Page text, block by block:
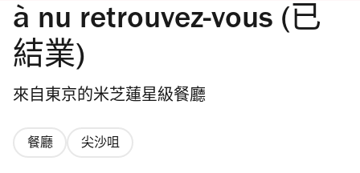
à nu retrouvez-vous (已
結業)
來自東京的米芝蓮星級餐廳
餐廳 尖沙咀